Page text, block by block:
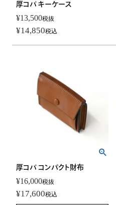
厚コバ キーケース
¥13,500税抜
¥14,850税込
厚コバ コンパクト財布
¥16,000税抜
¥17,600税込